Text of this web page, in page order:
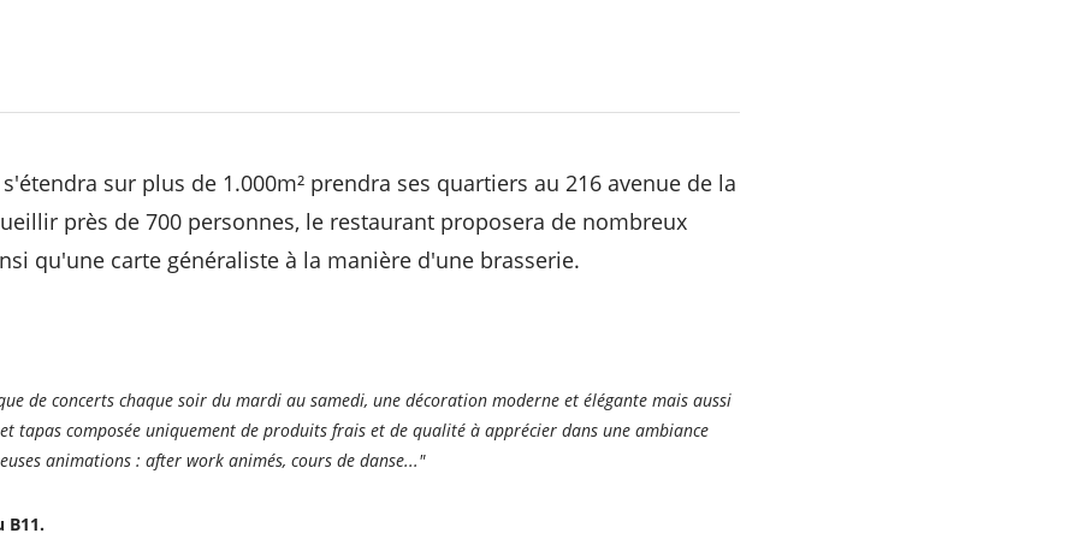
sur plus de 1.000m² prendra ses quartiers au 216 avenue de la
près de 700 personnes, le restaurant proposera de nombreux
qu'une carte généraliste à la manière d'une brasserie.
de concerts chaque soir du mardi au samedi, une décoration moderne et élégante mais aussi
tapas composée uniquement de produits frais et de qualité à apprécier dans une ambiance
animations : after work animés, cours de danse..."
B11.